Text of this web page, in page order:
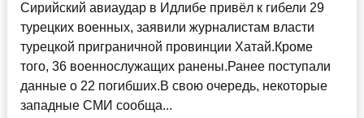
Сирийский авиаудар в Идлибе привёл к гибели 29
турецких военных, заявили журналистам власти
турецкой приграничной провинции Хатай.Кроме
того, 36 военнослужащих ранены.Ранее поступали
данные о 22 погибших.В свою очередь, некоторые
западные СМИ сообща...